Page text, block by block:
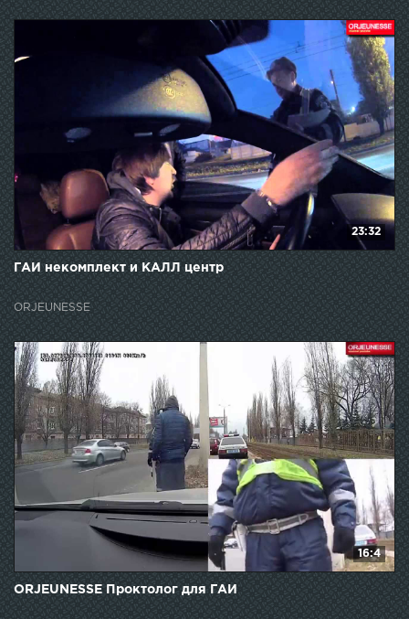
23:32
ГАИ некомплект и КАЛЛ центр
ORJEUNESSE
16:4
ORJEUNESSE Проктолог для ГАИ